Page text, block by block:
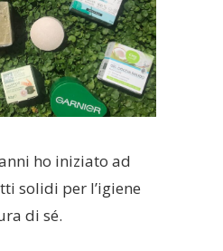
ho iniziato ad
solidi per l’igiene
di sé.